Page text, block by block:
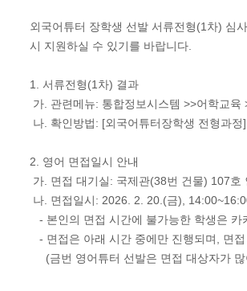
외국어튜터 장학생 선발 서류전형(1차) 심
시 지원하실 수 있기를 바랍니다.
1. 서류전형(1차) 결과
가. 관련메뉴: 통합정보시스템 >>어학교육
나. 확인방법: [외국어튜터장학생 전형과
2. 영어 면접일시 안내
가. 면접 대기실: 국제관(38번 건물) 107
나. 면접일시: 2026. 2. 20.(금),
- 본인의 면접 시간에 불가능한 학생은 카
- 면접은 아래 시간 중에만 진행되며, 면
(금번 영어튜터 선발은 면접 대상자가 많